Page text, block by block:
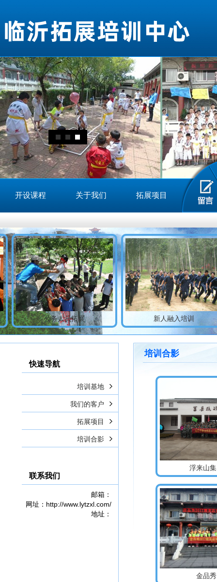
开设课程 关于我们 拓展项目
公务人员拓展 新人融入培训
快速导航
培训基地
我们的客户
拓展项目
培训合影
联系我们
邮箱：
网址：http://www.lytzxl.com/
地址：
培训合影
浮来山
金品